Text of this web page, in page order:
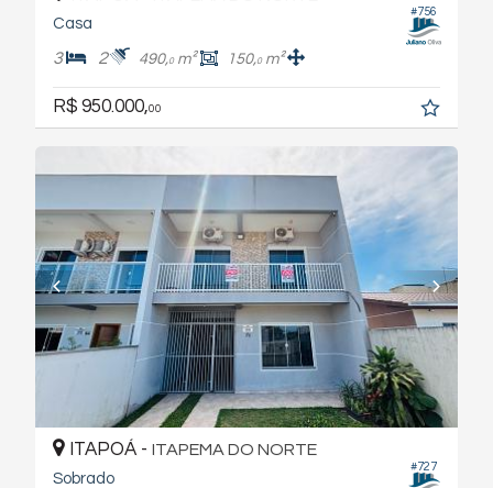
#756
Casa
3 2 490,0m² 150,0m²
R$ 950.000,00
#727
ITAPOÁ - ITAPEMA DO NORTE
Sobrado